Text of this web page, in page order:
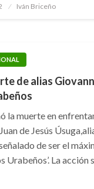
Iván Briceño
de alias
la muerte en
de Jesús
de ser el
Urabeños’. La acción